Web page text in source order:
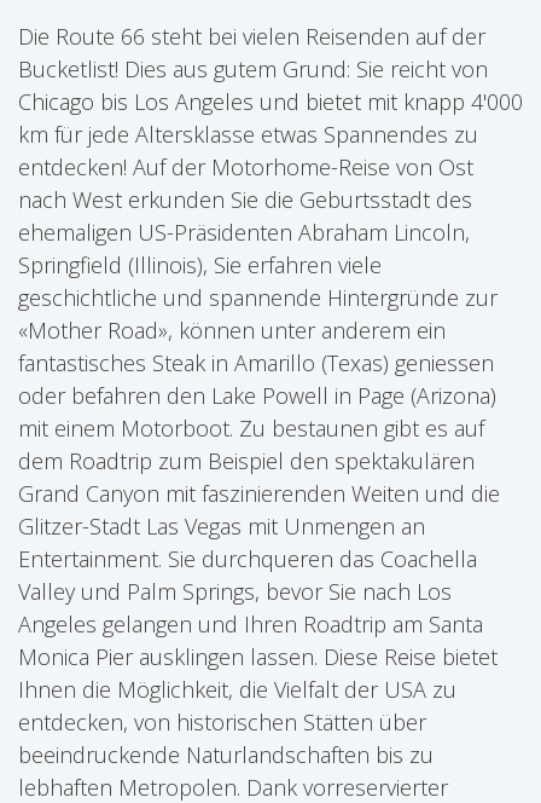
Die Route 66 steht bei vielen Reisenden auf der
Bucketlist! Dies aus gutem Grund: Sie reicht von
Chicago bis Los Angeles und bietet mit knapp 4'000
km für jede Altersklasse etwas Spannendes zu
entdecken! Auf der Motorhome-Reise von Ost
nach West erkunden Sie die Geburtsstadt des
ehemaligen US-Präsidenten Abraham Lincoln,
Springfield (Illinois), Sie erfahren viele
geschichtliche und spannende Hintergründe zur
«Mother Road», können unter anderem ein
fantastisches Steak in Amarillo (Texas) geniessen
oder befahren den Lake Powell in Page (Arizona)
mit einem Motorboot. Zu bestaunen gibt es auf
dem Roadtrip zum Beispiel den spektakulären
Grand Canyon mit faszinierenden Weiten und die
Glitzer-Stadt Las Vegas mit Unmengen an
Entertainment. Sie durchqueren das Coachella
Valley und Palm Springs, bevor Sie nach Los
Angeles gelangen und Ihren Roadtrip am Santa
Monica Pier ausklingen lassen. Diese Reise bietet
Ihnen die Möglichkeit, die Vielfalt der USA zu
entdecken, von historischen Stätten über
beeindruckende Naturlandschaften bis zu
lebhaften Metropolen. Dank vorreservierter